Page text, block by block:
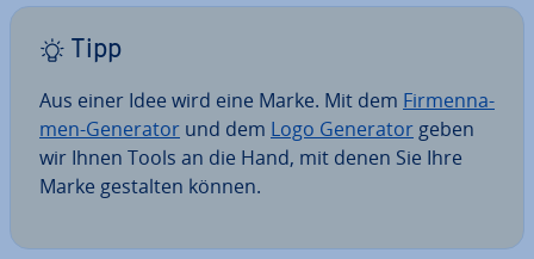
Tipp
Aus einer Idee wird eine Marke. Mit dem Fir­men­na­
men-Generator und dem Logo Generator geben
wir Ihnen Tools an die Hand, mit denen Sie Ihre
Marke gestalten können.